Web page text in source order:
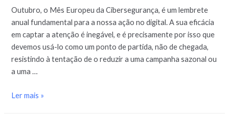
Outubro, o Mês Europeu da Cibersegurança, é um lembrete
anual fundamental para a nossa ação no digital. A sua eficácia
em captar a atenção é inegável, e é precisamente por isso que
devemos usá-lo como um ponto de partida, não de chegada,
resistindo à tentação de o reduzir a uma campanha sazonal ou
a uma …
Ler mais »